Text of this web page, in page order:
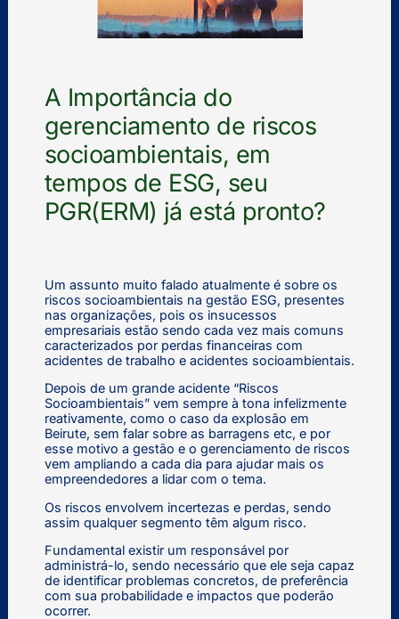
A Importância do
gerenciamento de riscos
socioambientais, em
tempos de ESG, seu
PGR(ERM) já está pronto?
Um assunto muito falado atualmente é sobre os
riscos socioambientais na gestão ESG, presentes
nas organizações, pois os insucessos
empresariais estão sendo cada vez mais comuns
caracterizados por perdas financeiras com
acidentes de trabalho e acidentes socioambientais.
Depois de um grande acidente “Riscos
Socioambientais” vem sempre à tona infelizmente
reativamente, como o caso da explosão em
Beirute, sem falar sobre as barragens etc, e por
esse motivo a gestão e o gerenciamento de riscos
vem ampliando a cada dia para ajudar mais os
empreendedores a lidar com o tema.
Os riscos envolvem incertezas e perdas, sendo
assim qualquer segmento têm algum risco.
Fundamental existir um responsável por
administrá-lo, sendo necessário que ele seja capaz
de identificar problemas concretos, de preferência
com sua probabilidade e impactos que poderão
ocorrer.